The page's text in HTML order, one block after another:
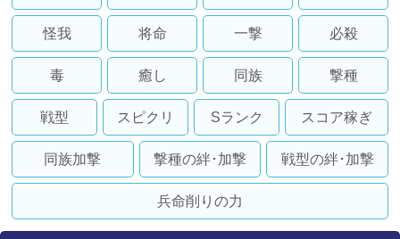
怪我 将命 一撃 必殺
毒 癒し 同族 撃種
戦型 スピクリ Sランク スコア稼ぎ
同族加撃 撃種の絆･加撃 戦型の絆･加撃
兵命削りの力